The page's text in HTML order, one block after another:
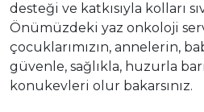
desteği ve katkısıyla kolları
Önümüzdeki yaz onkoloji
çocuklarımızın, annelerin,
güvenle, sağlıkla, huzurla
konukevleri olur bakarsınız.